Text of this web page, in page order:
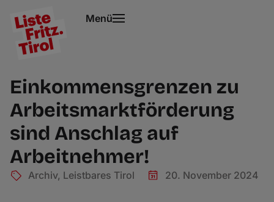
Menü
Einkommensgrenzen zu
Arbeitsmarktförderung
sind Anschlag auf
Arbeitnehmer!
Archiv, Leistbares Tirol 20. November 2024